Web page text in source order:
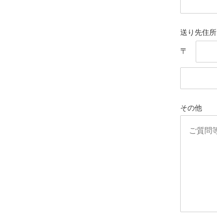
送り先住所
〒
その他